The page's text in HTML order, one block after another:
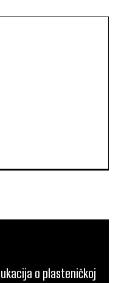
o plasteničkoj